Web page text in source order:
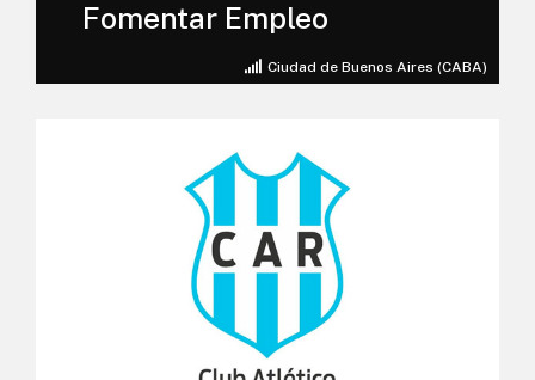
Ciudad de Buenos Aires (CABA)
Fomentar Empleo